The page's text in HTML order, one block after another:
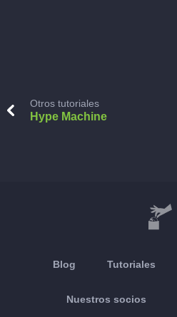
Otros tutoriales
Hype Machine
Blog Tutoriales
Nuestros socios